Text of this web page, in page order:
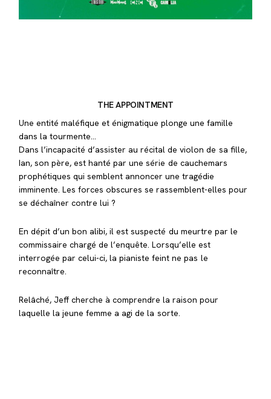
THE APPOINTMENT
Une entité maléfique et énigmatique plonge une famille
dans la tourmente…
Dans l’incapacité d’assister au récital de violon de sa fille,
Ian, son père, est hanté par une série de cauchemars
prophétiques qui semblent annoncer une tragédie
imminente. Les forces obscures se rassemblent-elles pour
se déchaîner contre lui ?
En dépit d’un bon alibi, il est suspecté du meurtre par le
commissaire chargé de l’enquête. Lorsqu’elle est
interrogée par celui-ci, la pianiste feint ne pas le
reconnaître.
Relâché, Jeff cherche à comprendre la raison pour
laquelle la jeune femme a agi de la sorte.